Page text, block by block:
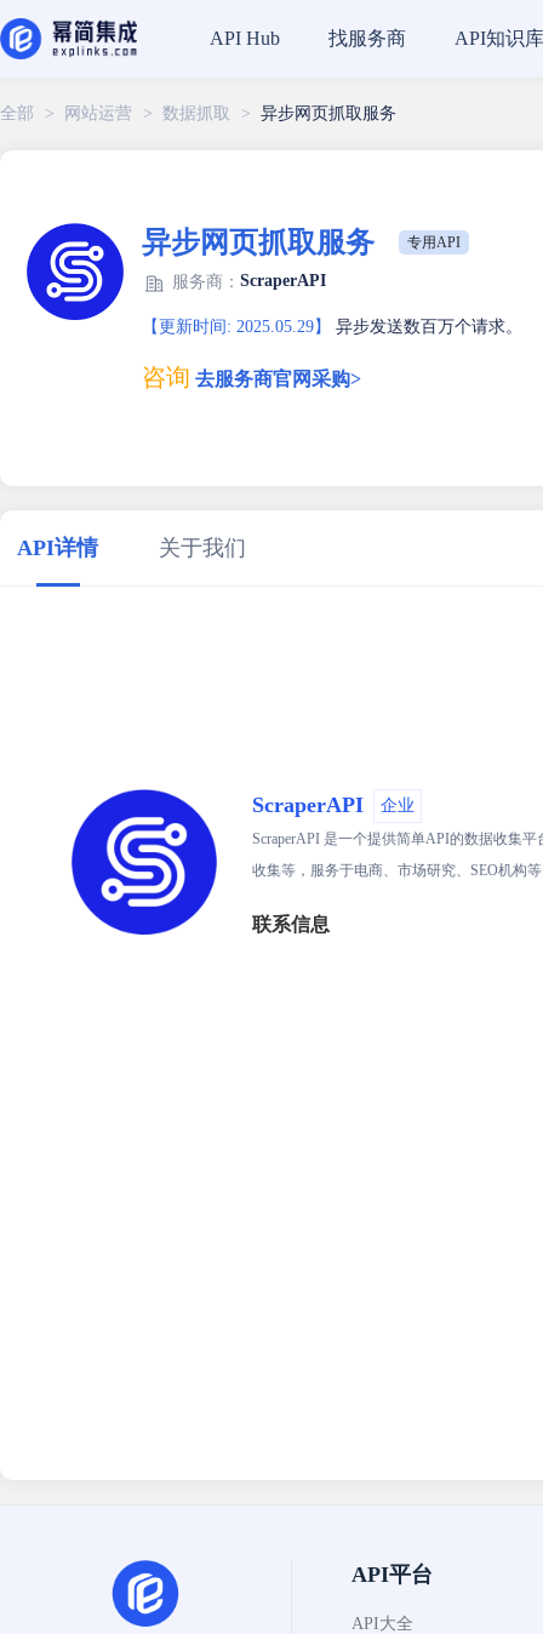
API Hub 找服务商 API知识库
全部 > 网站运营 > 数据抓取 > 异步网页抓取服务
异步网页抓取服务 专用API
服务商： ScraperAPI
【更新时间: 2025.05.29】 异步发送数百万个请求。
咨询 去服务商官网采购>
API详情 关于我们
ScraperAPI 企业
ScraperAPI 是一个提供简单API的数据收集
收集等，服务于电商、市场研究、SEO机构
联系信息
API平台
API大全